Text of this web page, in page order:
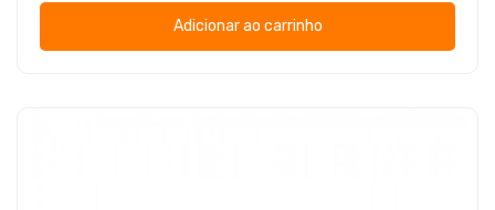
Adicionar ao carrinho